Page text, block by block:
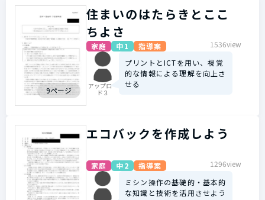
9ページ
住まいのはたらきとここ
ちよさ
家庭 中1 指導案 1536view
アップロー
ド３
プリントとICTを用い、視覚
的な情報による理解を向上さ
せる
エコバックを作成しよう
家庭 中2 指導案 1296view
ミシン操作の基礎的・基本的
な知識と技術を活用させよう